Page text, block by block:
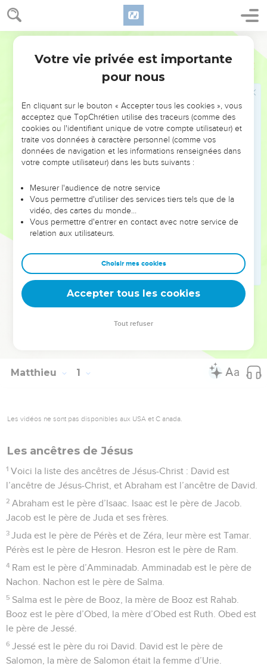
Matthieu Introduction
appartient à ceux qui *changent de vie (4.7), qui
reconnaissent leur besoin de Dieu (5.1-10).
Mais le roi a beau donner les signes du royaume en
guérissant les malades, en donnant à manger aux foules
affamées (ch. 8, 9, 12, 14-15), il est rejeté, comme il l’avait
demandaient un roi n’avaient pas compris que ce roi devait
souffrir.
« Es-tu le roi des Juifs ? » demande *Pilate après l’avoir
arrêté. « Tu le dis toi-même », répond Jésus (27.11).
Après sa résurrection, Jésus révèle qu’il n’est pas
seulement le roi des Juifs : « J’ai reçu les pleins pouvoirs
dans le ciel et sur terre » et il ordonne : « Faites des
disciples parmi tous les peuples » (28.18-19).
Avant sa mort, Jésus avait donné à ses disciples la clé qui
donne accès à son royaume : se convertir et devenir comme
de petits enfants (18.3).
permission. All rights reserved worldwide.
Matthieu 1
Les vidéos ne sont pas disponibles aux USA et C anada.
Les ancêtres de Jésus
1 Voici la liste des ancêtres de Jésus-Christ : David est
l’ancêtre de Jésus-Christ, et Abraham est l’ancêtre de David.
2 Abraham est le père d’Isaac. Isaac est le père de Jacob.
Jacob est le père de Juda et ses frères.
3 Juda est le père de Pérès et de Zéra, leur mère est Tamar.
Pérès est le père de Hesron. Hesron est le père de Ram.
4 Ram est le père d’Amminadab. Amminadab est le père de
Nachon. Nachon est le père de Salma.
5 Salma est le père de Booz, la mère de Booz est Rahab.
Booz est le père d’Obed, la mère d’Obed est Ruth. Obed est
le père de Jessé.
6 Jessé est le père du roi David. David est le père de
Salomon, la mère de Salomon était la femme d’Urie.
Votre vie privée est importante
pour nous
En cliquant sur le bouton « Accepter tous les cookies », vous
acceptez que TopChrétien utilise des traceurs (comme des
cookies ou l'identifiant unique de votre compte utilisateur) et
traite vos données à caractère personnel (comme vos
données de navigation et les informations renseignées dans
votre compte utilisateur) dans les buts suivants :
Mesurer l'audience de notre service
Vous permettre d'utiliser des services tiers tels que de la
vidéo, des cartes du monde…
Vous permettre d'entrer en contact avec notre service de
relation aux utilisateurs.
Choisir mes cookies
Accepter tous les cookies
Tout refuser